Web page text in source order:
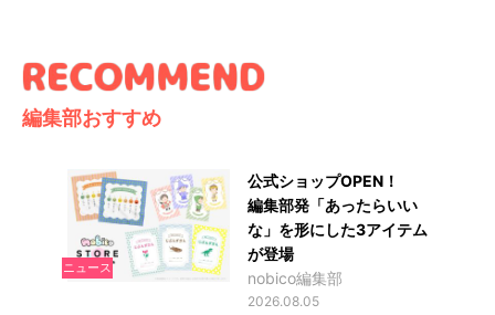
編集部おすすめ
ニュース
公式ショップOPEN！
編集部発「あったらいい
な」を形にした3アイテム
が登場
nobico編集部
2026.08.05